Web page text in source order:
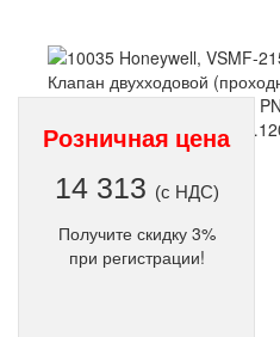
Розничная цена
14 313 (с НДС)
Получите скидку 3%
при регистрации!